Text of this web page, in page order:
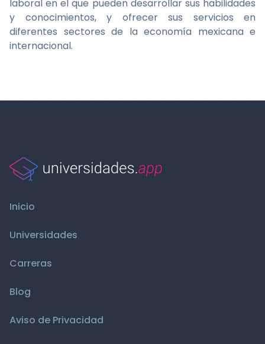
laboral en el que pueden desarrollar sus habilidades
y conocimientos, y ofrecer sus servicios en
diferentes sectores de la economía mexicana e
internacional.
Inicio
Universidades
Carreras
Blog
Aviso de Privacidad